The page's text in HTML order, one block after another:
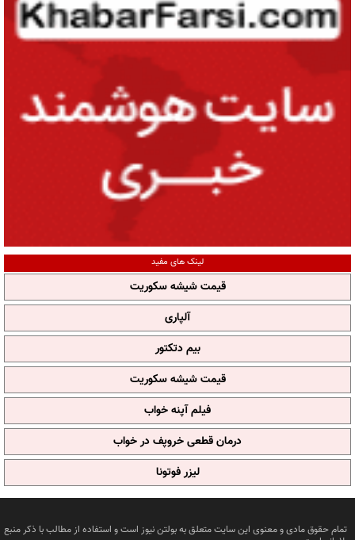
لینک های مفید
قیمت شیشه سکوریت
آلپاری
بیم دتکتور
قیمت شیشه سکوریت
فیلم آپنه خواب
درمان قطعی خروپف در خواب
لیزر فوتونا
تمام حقوق مادی و معنوی این سایت متعلق به بولتن نیوز است و استفاده از مطالب با ذکر منبع